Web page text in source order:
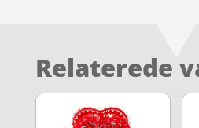
Relaterede